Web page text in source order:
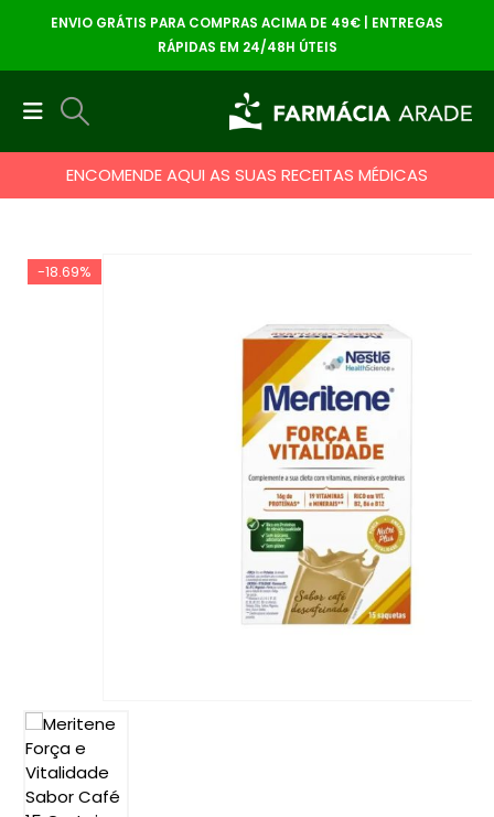
ENVIO GRÁTIS PARA COMPRAS ACIMA DE 49€ | ENTREGAS
RÁPIDAS EM 24/48H ÚTEIS
ENCOMENDE AQUI AS SUAS RECEITAS MÉDICAS
-18.69%